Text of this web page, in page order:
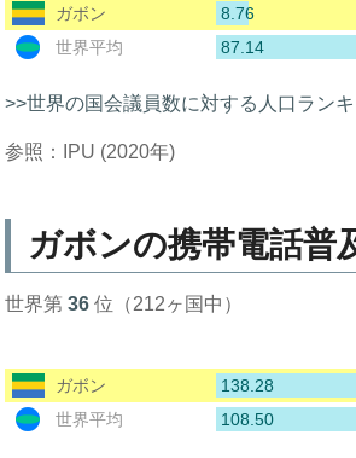
ガボン
8.76
世界平均
87.14
>>世界の国会議員数に対する人口ラン
参照：IPU (2020年)
ガボンの携帯電話普
世界第36 位（212ヶ国中）
ガボン
138.28
世界平均
108.50